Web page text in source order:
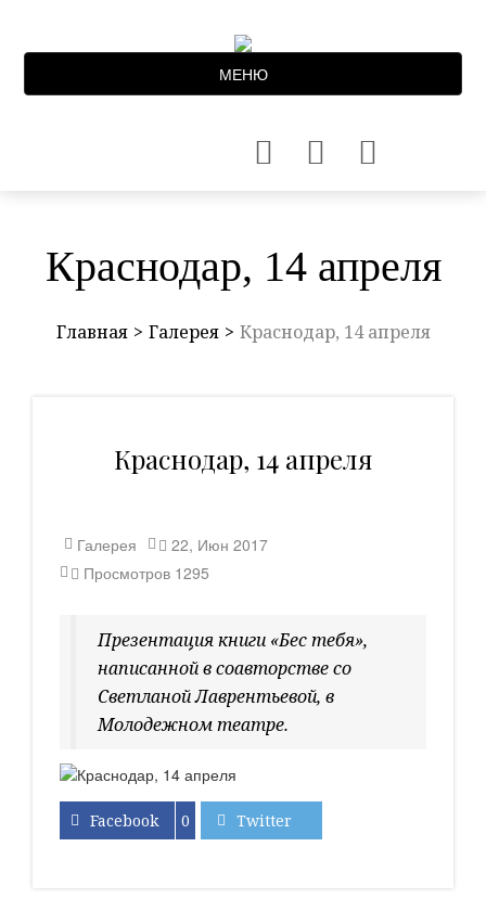
МЕНЮ
Краснодар, 14 апреля
Главная Галерея Краснодар, 14 апреля
Краснодар, 14 апреля
Галерея
22, Июн 2017
Просмотров 1295
Презентация книги «Бес тебя»,
написанной в соавторстве со
Светланой Лаврентьевой, в
Молодежном театре.
Facebook 0 Twitter